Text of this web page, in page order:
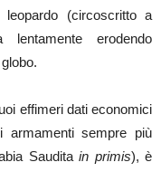
(circoscritto a
erodendo
effimeri dati economici
armamenti sempre più
Sauditain primis), è